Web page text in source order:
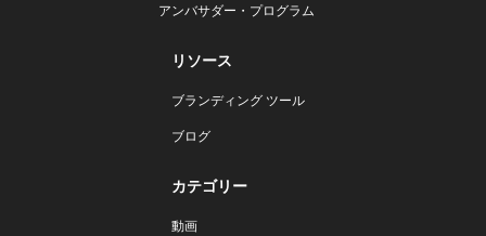
アンバサダー・プログラム
リソース
ブランディング ツール
ブログ
カテゴリー
動画